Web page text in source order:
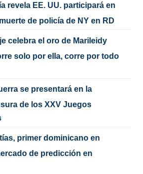
revela EE. UU. participará en
de policía de NY en RD
celebra el oro de Marileidy
solo por ella, corre por todo
se presentará en la
de los XXV Juegos
primer dominicano en
de predicción en